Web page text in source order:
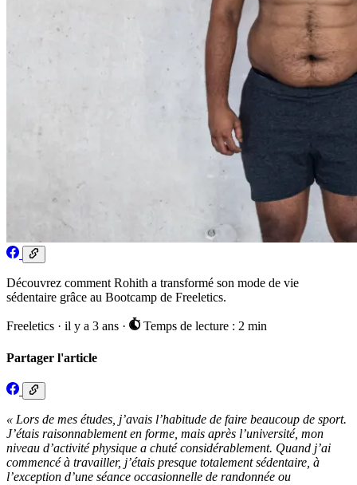
Découvrez comment Rohith a transformé son mode de vie
sédentaire grâce au Bootcamp de Freeletics.
Freeletics · il y a 3 ans · Temps de lecture : 2 min
Partager l'article
« Lors de mes études, j’avais l’habitude de faire beaucoup de sport.
J’étais raisonnablement en forme, mais après l’université, mon
niveau d’activité physique a chuté considérablement. Quand j’ai
commencé à travailler, j’étais presque totalement sédentaire, à
l’exception d’une séance occasionnelle de randonnée ou